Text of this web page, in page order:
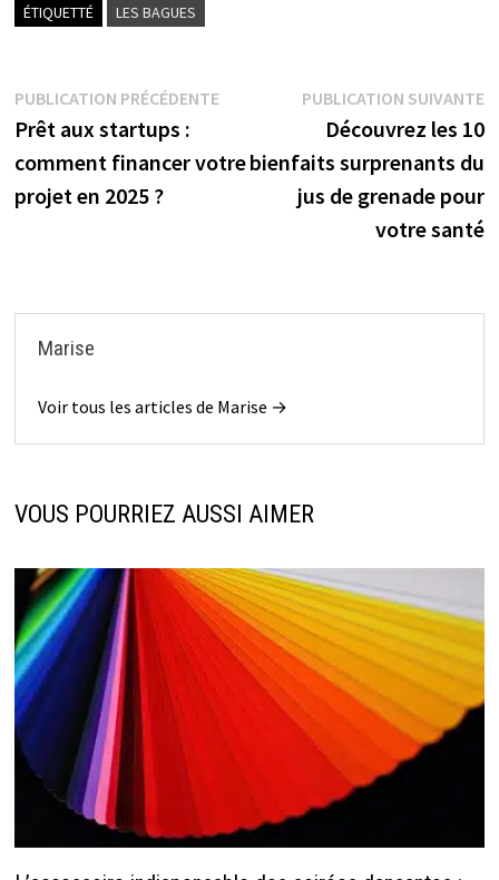
ÉTIQUETTÉ LES BAGUES
Navigation
de
l’article
PUBLICATION PRÉCÉDENTEPublication
Prêt aux startups :
comment financer votre
projet en 2025 ?
PUBLICATION SUIVANTE
Découvrez les 10
bienfaits surprenants du
jus de grenade pour
votre santé
Marise
Voir tous les articles de Marise →
VOUS POURRIEZ AUSSI AIMER